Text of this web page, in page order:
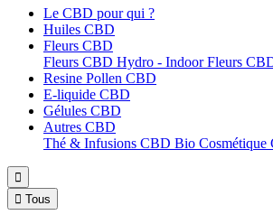
Le CBD pour qui ?
Huiles CBD
Fleurs CBD
Fleurs CBD Hydro - IndoorFleurs
Resine Pollen CBD
E-liquide CBD
Gélules CBD
Autres CBD
Thé & Infusions CBD Bio

 Tous